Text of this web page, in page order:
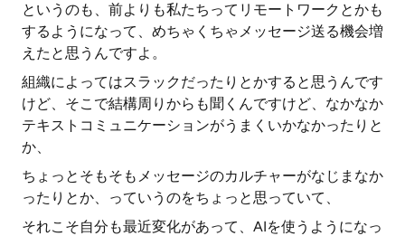
というのも、前よりも私たちってリモートワークとかも
するようになって、めちゃくちゃメッセージ送る機会増
えたと思うんですよ。
組織によってはスラックだったりとかすると思うんです
けど、そこで結構周りからも聞くんですけど、なかなか
テキストコミュニケーションがうまくいかなかったりと
か、
ちょっとそもそもメッセージのカルチャーがなじまなか
ったりとか、っていうのをちょっと思っていて、
それこそ自分も最近変化があって、AIを使うようになっ